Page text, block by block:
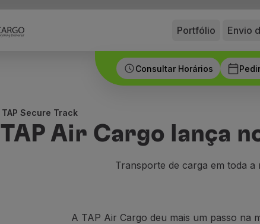
Portfólio Envio
Consultar Horários
TAP Secure Track
TAP Air Cargo lança
Transporte de carga em toda a
A TAP Air Cargo deu mais um passo na